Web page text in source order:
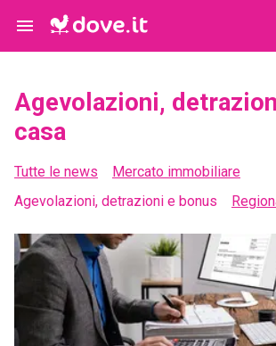
Agevolazioni,
casa
Tutte le news
Mercato immobiliare
Agevolazioni, detrazioni e bonus